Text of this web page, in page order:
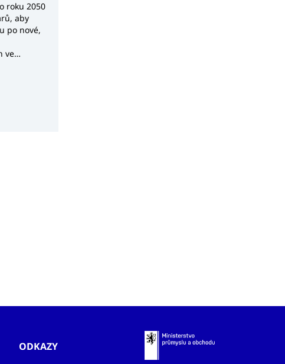
aby
po nové,
ve
ODKAZY